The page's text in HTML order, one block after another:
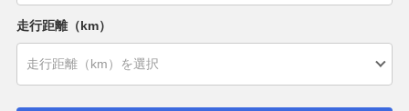
走行距離（km）